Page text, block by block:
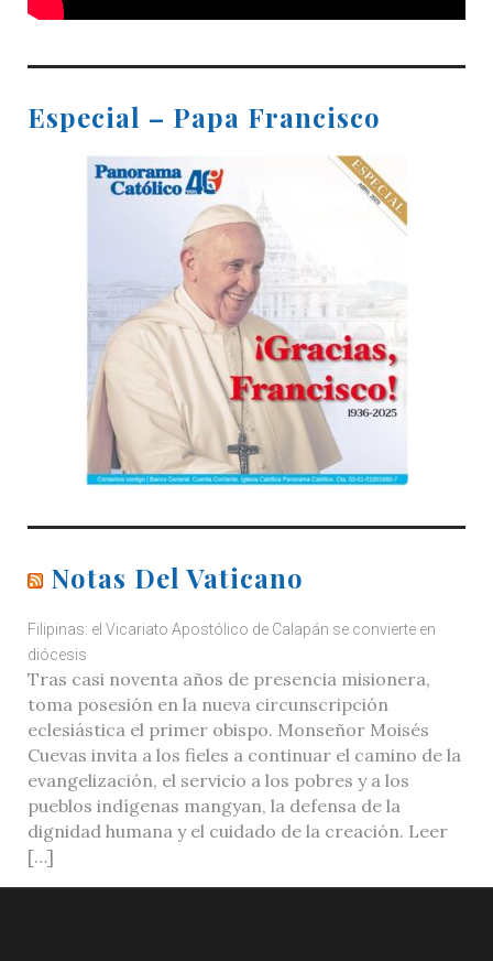
Especial – Papa Francisco
Notas Del Vaticano
Filipinas: el Vicariato Apostólico de Calapán se convierte en
diócesis
Tras casi noventa años de presencia misionera,
toma posesión en la nueva circunscripción
eclesiástica el primer obispo. Monseñor Moisés
Cuevas invita a los fieles a continuar el camino de la
evangelización, el servicio a los pobres y a los
pueblos indígenas mangyan, la defensa de la
dignidad humana y el cuidado de la creación. Leer
[…]